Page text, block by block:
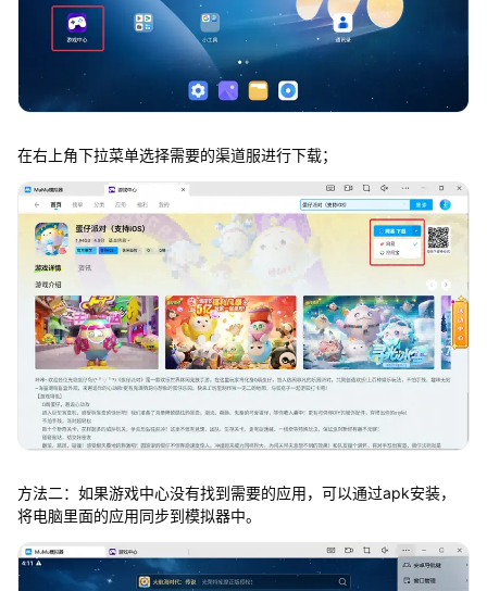
在右上角下拉菜单选择需要的渠道服进行下载；
方法二：如果游戏中心没有找到需要的应用，可以通过apk安装，
将电脑里面的应用同步到模拟器中。